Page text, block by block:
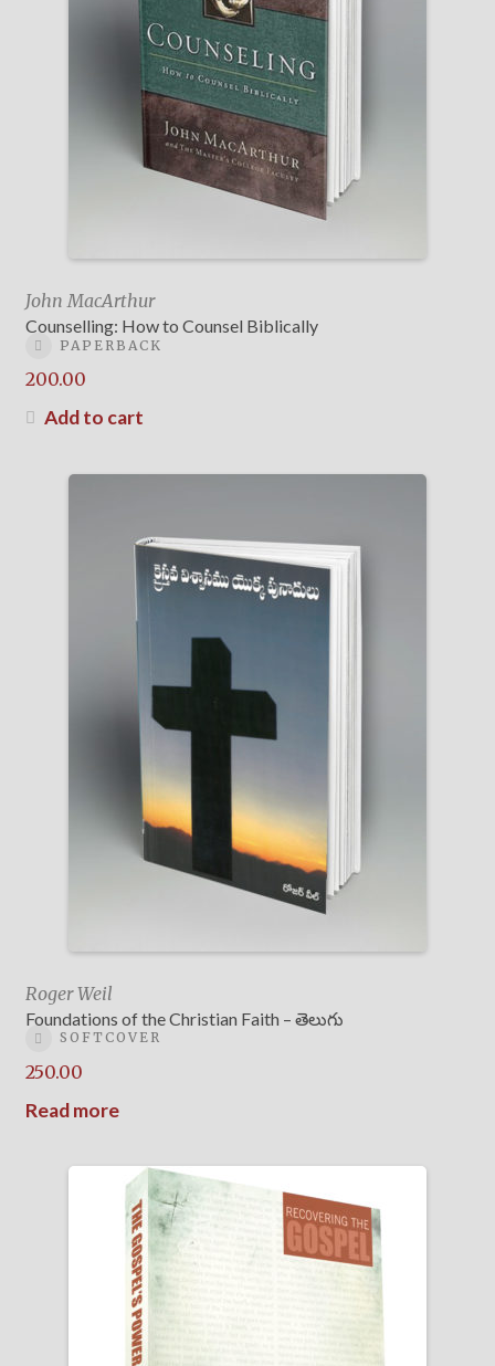
John MacArthur
Counselling: How to Counsel Biblically
PAPERBACK
200.00
Add to cart
Roger Weil
Foundations of the Christian Faith – తెలుగు
SOFTCOVER
250.00
Read more